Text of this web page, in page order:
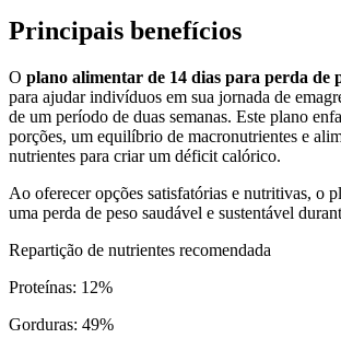
Principais benefícios
O plano alimentar de 14 dias para perda de
para ajudar indivíduos em sua jornada de
de um período de duas semanas. Este plano
porções, um equilíbrio de macronutrientes e
nutrientes para criar um déficit calórico.
Ao oferecer opções satisfatórias e nutritivas, o
uma perda de peso saudável e sustentável
Repartição de nutrientes recomendada
Proteínas: 12%
Gorduras: 49%